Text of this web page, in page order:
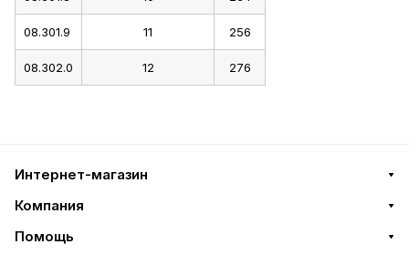
08.301.9 11 256
08.302.0 12 276
Интернет-магазин
Компания
Помощь